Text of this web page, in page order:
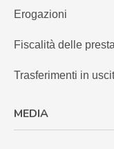
Erogazioni
Fiscalità delle
Trasferimenti in
MEDIA